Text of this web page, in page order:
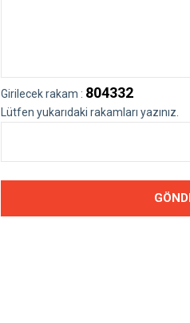
Girilecek rakam : 804332
Lütfen yukarıdaki rakamları yazınız.